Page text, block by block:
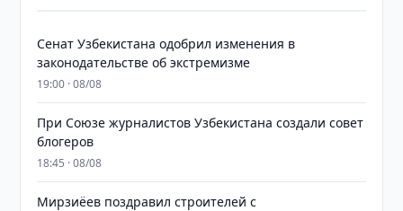
Сенат Узбекистана одобрил изменения в
законодательстве об экстремизме
19:00 · 08/08
При Союзе журналистов Узбекистана создали совет
блогеров
18:45 · 08/08
Мирзиёев поздравил строителей с